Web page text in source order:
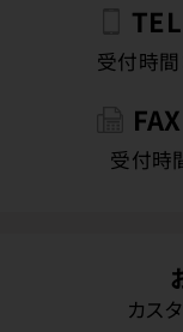
TEL
受付時
FAX
受付時
カス